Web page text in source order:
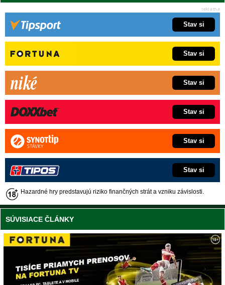
Stav si
Stav si
Stav si
Stav si
Stav si
Stav si
Hazardné hry predstavujú riziko finančných strát a vzniku závislosti.
SÚVISIACE ČLÁNKY